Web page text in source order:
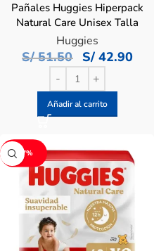
Pañales Huggies Hiperpack
Natural Care Unisex Talla
M – Bolsa 60 UN
Huggies
S/51.50 S/42.90
Añadir al carrito
-17%